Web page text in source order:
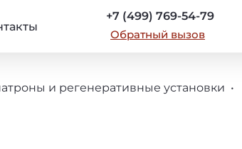
+7 (499) 769-54-79
Обратный вызов
и регенеративные установки